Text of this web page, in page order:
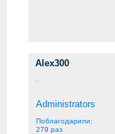
Alex300
Administrators
Поблагодарили:
279 раз